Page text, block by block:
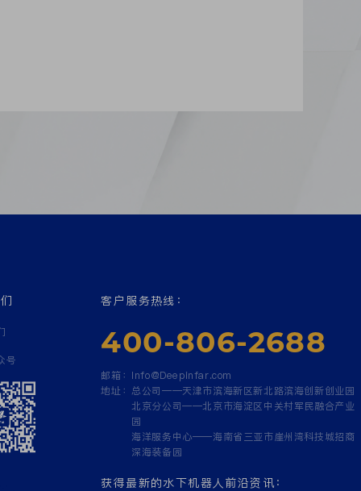
号
客户服务热线：
400-806-2688
邮箱： Info@Deepinfar.com
地址： 总公司——天津市滨海新区新北路滨海创新创业园
北京分公司——北京市海淀区中关村军民融合产业
园
海洋服务中心——海南省三亚市崖州湾科技城招商
深海装备园
获得最新的水下机器人前沿资讯：